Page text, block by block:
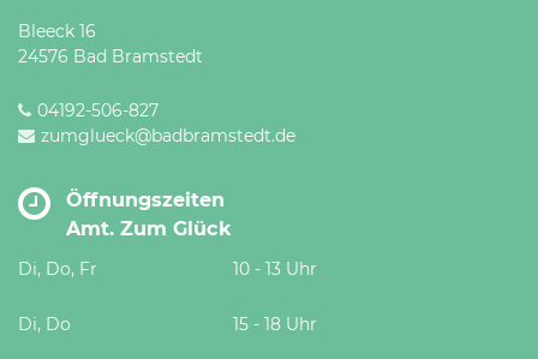
Bleeck 16
24576 Bad Bramstedt
04192-506-827
zumglueck@badbramstedt.de
Öffnungszeiten
Amt. Zum Glück
Di, Do, Fr 10 - 13 Uhr
Di, Do 15 - 18 Uhr